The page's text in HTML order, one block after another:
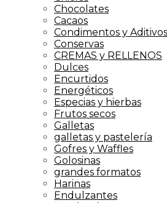
Chocolates
Cacaos
Condimentos y Aditivos
Conservas
CREMAS y RELLENOS
Dulces
Encurtidos
Energéticos
Especias y hierbas
Frutos secos
Galletas
galletas y pastelería
Gofres y Waffles
Golosinas
grandes formatos
Harinas
Endulzantes